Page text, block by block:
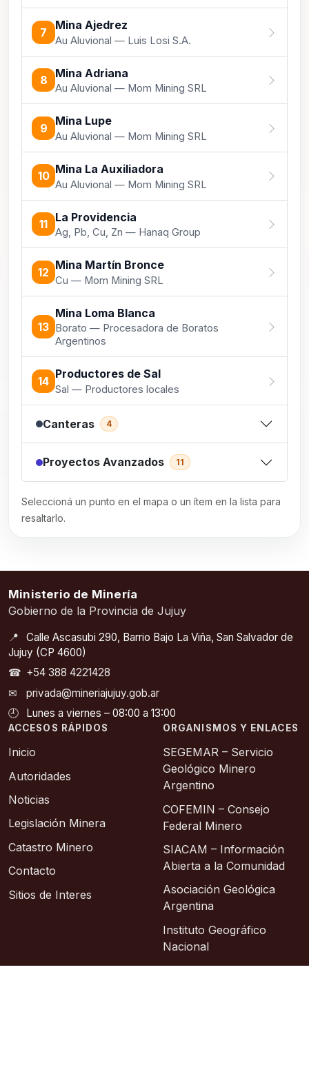
7
Mina Ajedrez
Au Aluvional — Luis Losi S.A.
8
Mina Adriana
Au Aluvional — Mom Mining SRL
9
Mina Lupe
Au Aluvional — Mom Mining SRL
10
Mina La Auxiliadora
Au Aluvional — Mom Mining SRL
11
La Providencia
Ag, Pb, Cu, Zn — Hanaq Group
12
Mina Martín Bronce
Cu — Mom Mining SRL
13
Mina Loma Blanca
Borato — Procesadora de Boratos
Argentinos
14
Productores de Sal
Sal — Productores locales
Canteras 4
Proyectos Avanzados 11
Seleccioná un punto en el mapa o un ítem en la lista para
resaltarlo.
Ministerio de Minería
Gobierno de la Provincia de Jujuy
📍
Calle Ascasubi 290, Barrio Bajo La Viña, San Salvador de
Jujuy (CP 4600)
☎ +54 388 4221428
✉
privada@mineriajujuy.gob.ar
🕘
Lunes a viernes – 08:00 a 13:00
ACCESOS RÁPIDOS
Inicio
Autoridades
Noticias
Legislación Minera
Catastro Minero
Contacto
Sitios de Interes
ORGANISMOS Y ENLACES
SEGEMAR – Servicio
Geológico Minero
Argentino
COFEMIN – Consejo
Federal Minero
SIACAM – Información
Abierta a la Comunidad
Asociación Geológica
Argentina
Instituto Geográfico
Nacional